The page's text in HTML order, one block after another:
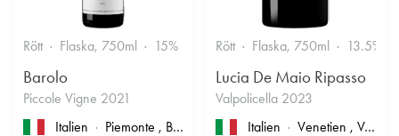
Rött Flaska, 750ml 15% Stramt & Nyanserat
Barolo
Piccole Vigne 2021
Italien
Piemonte , Barolo
Rött Flaska, 750ml 13.5%
Lucia De Maio Ripasso
Valpolicella 2023
Italien
Venetien , Valpolicella